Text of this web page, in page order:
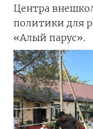
Центра
политики для
«Алый парус».